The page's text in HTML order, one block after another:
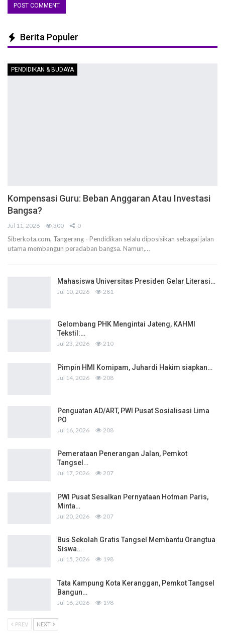
Berita Populer
PENDIDIKAN & BUDAYA
Kompensasi Guru: Beban Anggaran Atau Investasi
Bangsa?
Jul 11, 2026 300 0
Siberkota.com, Tangerang - Pendidikan selalu diposisikan sebagai jalan
utama membangun peradaban bangsa. Namun,…
Mahasiswa Universitas Presiden Gelar Literasi…
Jul 10, 2026 281
Gelombang PHK Mengintai Jateng, KAHMI
Tekstil:…
Jul 23, 2026 210
Pimpin HMI Komipam, Juhardi Hakim siapkan…
Jul 14, 2026 208
Penguatan AD/ART, PWI Pusat Sosialisasi Lima
PO
Jul 16, 2026 208
Pemerataan Penerangan Jalan, Pemkot
Tangsel…
Jul 17, 2026 207
PWI Pusat Sesalkan Pernyataan Hotman Paris,
Minta…
Jul 20, 2026 207
Bus Sekolah Gratis Tangsel Membantu Orangtua
Siswa…
Jul 15, 2026 198
Tata Kampung Kota Keranggan, Pemkot Tangsel
Bangun…
Jul 16, 2026 198
PREV NEXT